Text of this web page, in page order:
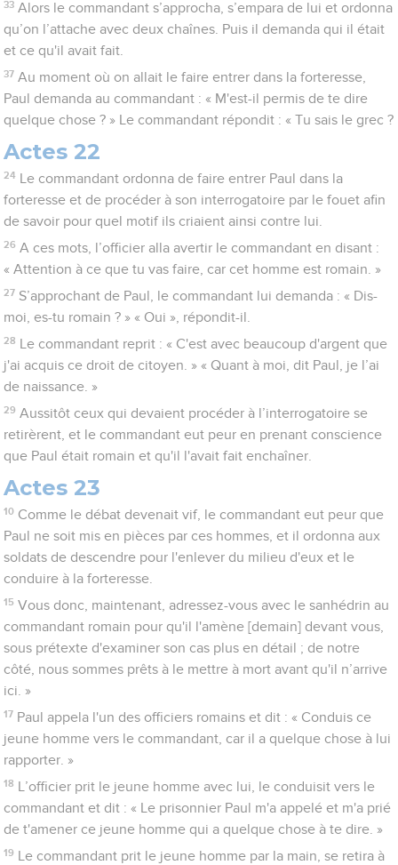
33 Alors le commandant s’approcha, s’empara de lui et ordonna
qu’on l’attache avec deux chaînes. Puis il demanda qui il était
et ce qu'il avait fait.
37 Au moment où on allait le faire entrer dans la forteresse,
Paul demanda au commandant : « M'est-il permis de te dire
quelque chose ? » Le commandant répondit : « Tu sais le grec ?
Actes 22
24
Le commandant ordonna de faire entrer Paul dans la
forteresse et de procéder à son interrogatoire par le fouet afin
de savoir pour quel motif ils criaient ainsi contre lui.
26 A ces mots, l’officier alla avertir le commandant en disant :
« Attention à ce que tu vas faire, car cet homme est romain. »
27 S’approchant de Paul, le commandant lui demanda : « Dis-
moi, es-tu romain ? » « Oui », répondit-il.
28
Le commandant reprit : « C'est avec beaucoup d'argent que
j'ai acquis ce droit de citoyen. » « Quant à moi, dit Paul, je l’ai
de naissance. »
29 Aussitôt ceux qui devaient procéder à l’interrogatoire se
retirèrent, et le commandant eut peur en prenant conscience
que Paul était romain et qu'il l'avait fait enchaîner.
Actes 23
10 Comme le débat devenait vif, le commandant eut peur que
Paul ne soit mis en pièces par ces hommes, et il ordonna aux
soldats de descendre pour l'enlever du milieu d'eux et le
conduire à la forteresse.
15 Vous donc, maintenant, adressez-vous avec le sanhédrin au
commandant romain pour qu'il l'amène [demain] devant vous,
sous prétexte d'examiner son cas plus en détail ; de notre
côté, nous sommes prêts à le mettre à mort avant qu'il n’arrive
ici. »
17 Paul appela l'un des officiers romains et dit : « Conduis ce
jeune homme vers le commandant, car il a quelque chose à lui
rapporter. »
18
L’officier prit le jeune homme avec lui, le conduisit vers le
commandant et dit : « Le prisonnier Paul m'a appelé et m'a prié
de t'amener ce jeune homme qui a quelque chose à te dire. »
19
Le commandant prit le jeune homme par la main, se retira à